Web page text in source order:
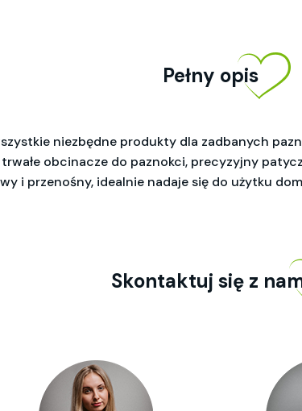
Pełny opis
niezbędne produkty dla zadbanych
obcinacze do paznokci, precyzyjny
i przenośny, idealnie nadaje się do użytku
Skontaktuj się z